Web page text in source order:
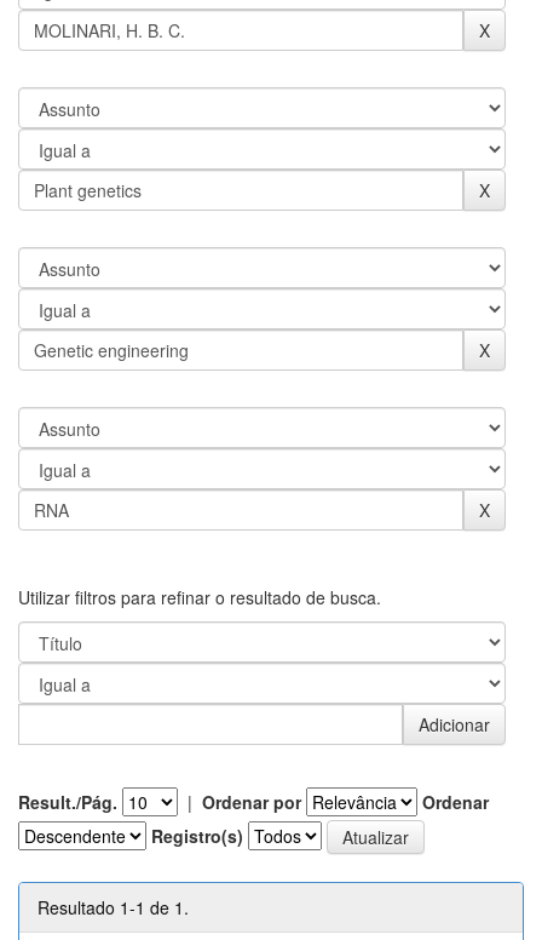
Utilizar filtros para refinar o resultado de busca.
Result./Pág. | Ordenar por
Ordenar
Registro(s)
Resultado 1-1 de 1.